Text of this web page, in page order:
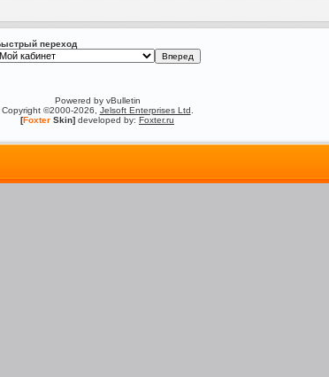
переход
Powered by vBulletin
Copyright ©2000-2026, Jelsoft Enterprises Ltd
[Foxter Skin] developed by: Foxter.ru